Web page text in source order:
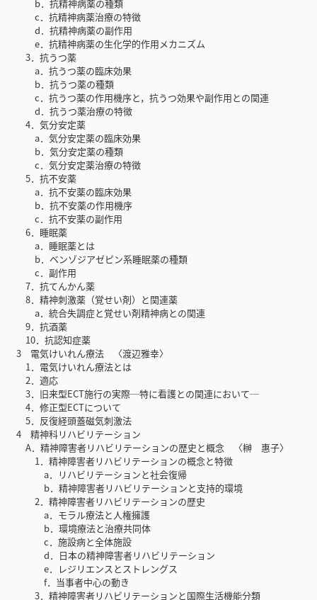
b．抗精神病薬の種類
c．抗精神病薬治療の特徴
d．抗精神病薬の副作用
e．抗精神病薬の生化学的作用メカニズム
3．抗うつ薬
a．抗うつ薬の臨床効果
b．抗うつ薬の種類
c．抗うつ薬の作用機序と，抗うつ効果や副作用との関連
d．抗うつ薬治療の特徴
4．気分安定薬
a．気分安定薬の臨床効果
b．気分安定薬の種類
c．気分安定薬治療の特徴
5．抗不安薬
a．抗不安薬の臨床効果
b．抗不安薬の作用機序
c．抗不安薬の副作用
6．睡眠薬
a．睡眠薬とは
b．ベンゾジアゼピン系睡眠薬の種類
c．副作用
7．抗てんかん薬
8．精神刺激薬（覚せい剤）と関連薬
a．統合失調症と覚せい剤精神病との関連
9．抗酒薬
10．抗認知症薬
3 電気けいれん療法 〈渡辺雅幸〉
1．電気けいれん療法とは
2．適応
3．旧来型ECT施行の実際─特に看護との関連において─
4．修正型ECTについて
5．反復経頭蓋磁気刺激法
4 精神科リハビリテーション
A．精神障害者リハビリテーションの歴史と概念 〈榊 惠子〉
1．精神障害者リハビリテーションの概念と特徴
a．リハビリテーションと社会復帰
b．精神障害者リハビリテーションと支持的環境
2．精神障害者リハビリテーションの歴史
a．モラル療法と人権擁護
b．環境療法と治療共同体
c．施設病と全体施設
d．日本の精神障害者リハビリテーション
e．レジリエンスとストレングス
f．当事者中心の動き
3．精神障害者リハビリテーションと国際生活機能分類